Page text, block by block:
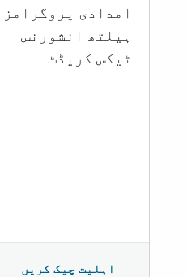
امدادی پروگرامز
‏ہیلتھ انشورنس
ٹیکس کریڈٹ
اہلیت چیک کریں